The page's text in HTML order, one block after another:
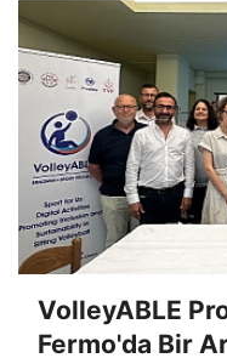
VolleyABLE
Fermo'da Bir